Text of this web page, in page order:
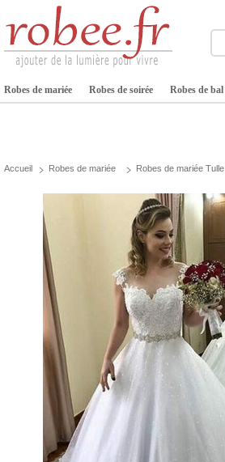
Robes de mariée Robes de soirée Robes de bal
Accueil Robes de mariée Robes de mariée Tulle